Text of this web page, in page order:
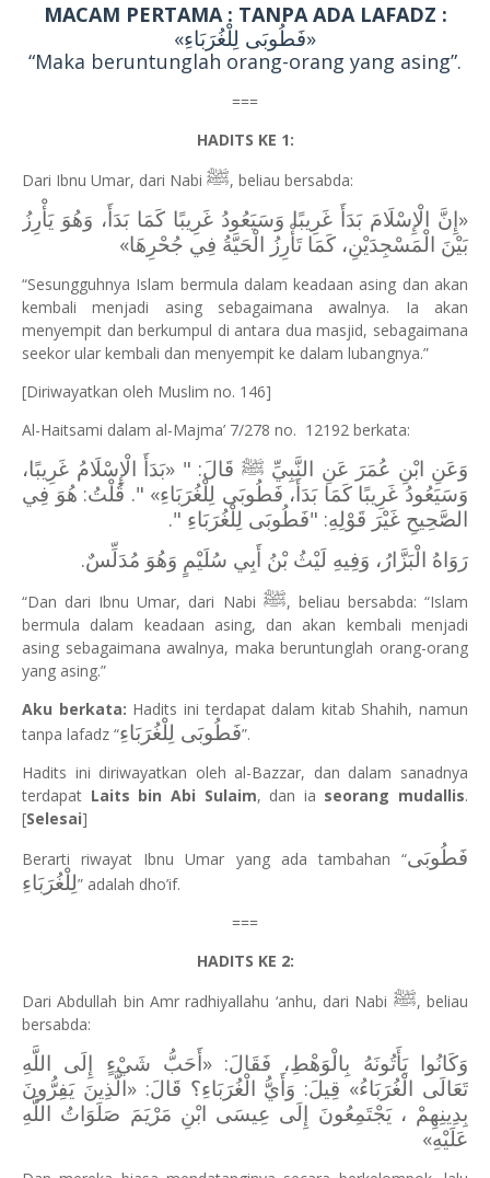
MACAM PERTAMA : TANPA ADA LAFADZ :
«فَطُوبَى لِلْغُرَبَاءِ»
“Maka beruntunglah orang-orang yang asing”.
===
HADITS KE 1:
Dari Ibnu Umar, dari Nabi ﷺ, beliau bersabda:
«إِنَّ الْإِسْلَامَ بَدَأَ غَرِيبًا وَسَيَعُودُ غَرِيبًا كَمَا بَدَأَ، وَهُوَ يَأْرِزُ
بَيْنَ الْمَسْجِدَيْنِ، كَمَا تَأْرِزُ الْحَيَّةُ فِي جُحْرِهَا»
“Sesungguhnya Islam bermula dalam keadaan asing dan akan
kembali menjadi asing sebagaimana awalnya. Ia akan
menyempit dan berkumpul di antara dua masjid, sebagaimana
seekor ular kembali dan menyempit ke dalam lubangnya.”
[Diriwayatkan oleh Muslim no. 146]
Al-Haitsami dalam al-Majma’ 7/278 no. 12192 berkata:
وَعَنِ ابْنِ عُمَرَ عَنِ النَّبِيِّ ﷺ قَالَ: " «بَدَأَ الْإِسْلَامُ غَرِيبًا،
وَسَيَعُودُ غَرِيبًا كَمَا بَدَأَ، فَطُوبَى لِلْغُرَبَاءِ» ". قُلْتُ: هُوَ فِي
الصَّحِيحِ غَيْرَ قَوْلِهِ: "فَطُوبَى لِلْغُرَبَاءِ ".
رَوَاهُ الْبَزَّارُ، وَفِيهِ لَيْثُ بْنُ أَبِي سُلَيْمٍ وَهُوَ مُدَلِّسٌ.
“Dan dari Ibnu Umar, dari Nabi ﷺ, beliau bersabda: “Islam
bermula dalam keadaan asing, dan akan kembali menjadi
asing sebagaimana awalnya, maka beruntunglah orang-orang
yang asing.”
Aku berkata: Hadits ini terdapat dalam kitab Shahih, namun
tanpa lafadz “فَطُوبَى لِلْغُرَبَاءِ”.
Hadits ini diriwayatkan oleh al-Bazzar, dan dalam sanadnya
terdapat Laits bin Abi Sulaim, dan ia seorang mudallis.
[Selesai]
Berarti riwayat Ibnu Umar yang ada tambahan “فَطُوبَى
لِلْغُرَبَاءِ” adalah dho’if.
===
HADITS KE 2:
Dari Abdullah bin Amr radhiyallahu ‘anhu, dari Nabi ﷺ, beliau
bersabda:
وَكَانُوا يَأَتُونَهُ بِالْوَهْطِ، فَقَالَ: «أَحَبُّ شَيْءٍ إِلَى اللَّهِ
تَعَالَى الْغُرَبَاءُ» قِيلَ: وَأَيُّ الْغُرَبَاءِ؟ قَالَ: «الَّذِينَ يَفِرُّونَ
بِدِينِهِمْ ، ‌يَجْتَمِعُونَ ‌إِلَى ‌عِيسَى ‌ابْنِ ‌مَرْيَمَ صَلَوَاتُ اللَّهِ
عَلَيْهِ»